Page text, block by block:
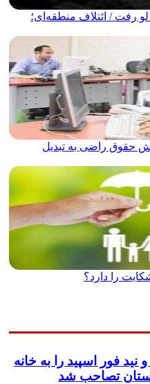
رفت / ائتلاف منطقه‌ای؛
حقوق راضی به تبدیل
را دارد؟
نید فور اسپید را به خانه
تصاحب شد